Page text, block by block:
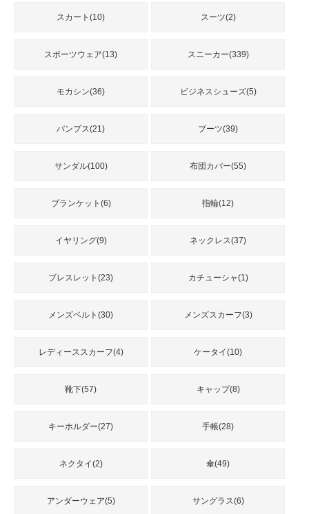
スカート(10) スーツ(2)
スポーツウェア(13) スニーカー(339)
モカシン(36) ビジネスシューズ(5)
パンプス(21) ブーツ(39)
サンダル(100) 布団カバー(55)
ブランケット(6) 指輪(12)
イヤリング(9) ネックレス(37)
ブレスレット(23) カチューシャ(1)
メンズベルト(30) メンズスカーフ(3)
レディーススカーフ(4) ケータイ(10)
靴下(57) キャップ(8)
キーホルダー(27) 手帳(28)
ネクタイ(2) 傘(49)
アンダーウェア(5) サングラス(6)